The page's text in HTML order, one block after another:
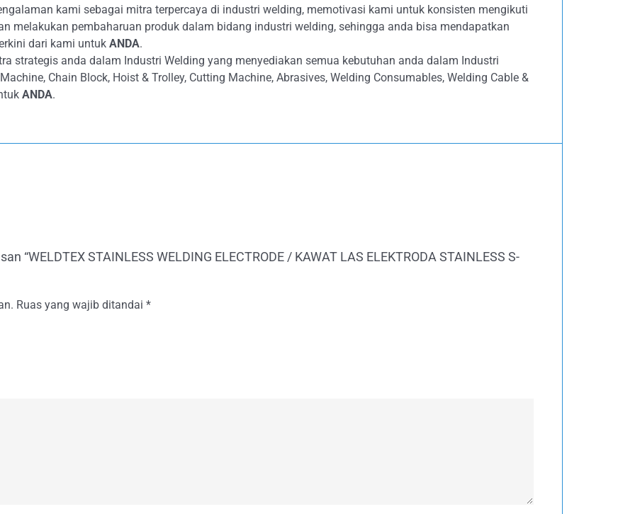
kami sebagai mitra terpercaya di industri welding, memotivasi kami untuk konsisten mengikuti
melakukan pembaharuan produk dalam bidang industri welding, sehingga anda bisa mendapatkan
dari kami untuk ANDA.
strategis anda dalam Industri Welding yang menyediakan semua kebutuhan anda dalam Industri
Chain Block, Hoist & Trolley, Cutting Machine, Abrasives, Welding Consumables, Welding Cable &
ANDA.
“WELDTEX STAINLESS WELDING ELECTRODE / KAWAT LAS ELEKTRODA STAINLESS S-
Ruas yang wajib ditandai *